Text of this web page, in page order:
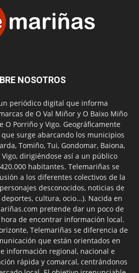
NOSOTROS
periódico digital que informa
de O Val Miñor y O Baixo Miño
O Porriño y Vigo. Geográficamente
surge abarcando los municipios
Tomiño, Tui, Gondomar, Baiona,
dirigiéndose así a un público
habitantes. Telemariñas se
a los diferentes colectivos de la
desconocidos, noticias de
cultura, ocio...). Nacida en
pretende dar un poco de
de encontrar información local.
Telemariñas se diferencia de
que están orientados en
información regional, nacional e
rápida y comarcal, centrándonos